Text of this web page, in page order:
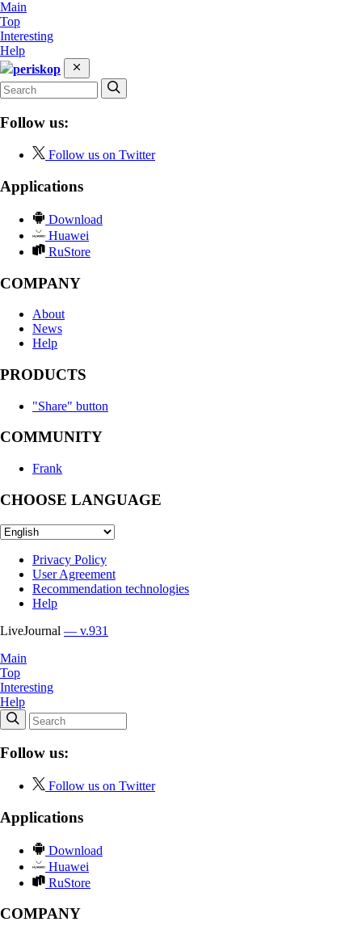
Main
Top
Interesting
Help
periskop
Follow us:
Follow us on Twitter
Applications
Download
Huawei
RuStore
COMPANY
About
News
Help
PRODUCTS
"Share" button
COMMUNITY
Frank
CHOOSE LANGUAGE
Privacy Policy
User Agreement
Recommendation technologies
Help
LiveJournal — v.931
Main
Top
Interesting
Help
Follow us:
Follow us on Twitter
Applications
Download
Huawei
RuStore
COMPANY